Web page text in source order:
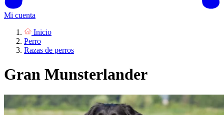
Mi cuenta
Inicio
Perro
Razas de perros
Gran Munsterlander